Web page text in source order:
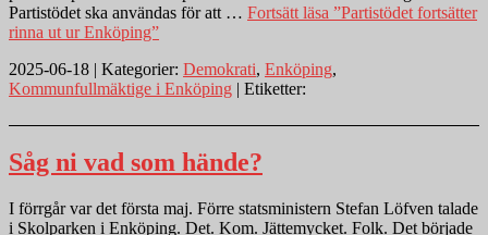
Partistödet ska användas för att … Fortsätt läsa ”Partistödet fortsätter
rinna ut ur Enköping”
2025-06-18 | Kategorier: Demokrati, Enköping,
Kommunfullmäktige i Enköping | Etiketter:
Såg ni vad som hände?
I förrgår var det första maj. Förre statsministern Stefan Löfven talade
i Skolparken i Enköping. Det. Kom. Jättemycket. Folk. Det började